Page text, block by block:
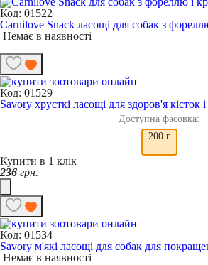
Код: 01522
Carnilove Snack ласощі для собак з
Немає в наявності
Код: 01529
Savory хрусткі ласощі для здоров'я кісток і
Доступна фасовка:
200 г
Купити в 1 клік
236 грн.
Код: 01534
Savory м'які ласощі для собак для
Немає в наявності